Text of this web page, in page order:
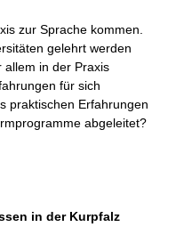
zur Sprache kommen.
gelehrt werden
allem in der Praxis
für sich
praktischen Erfahrungen
abgeleitet?
in der Kurpfalz